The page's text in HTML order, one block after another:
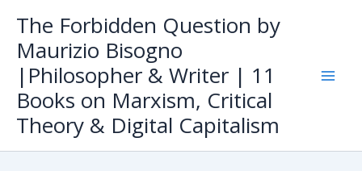
content
The Forbidden Question by
Maurizio Bisogno
|Philosopher & Writer | 11
Books on Marxism, Critical
Theory & Digital Capitalism